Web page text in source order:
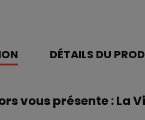
DÉTAILS DU
vous présente : La